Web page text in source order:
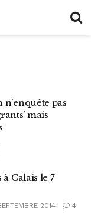
pas
mais
Calais le 7
2014 4